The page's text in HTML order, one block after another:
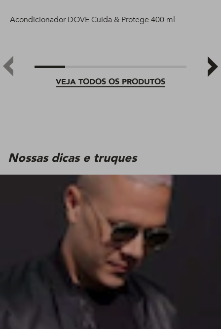
VEJA TODOS OS PRODUTOS
Acondicionador DOVE Cuida & Protege 400 ml
Nossas dicas e truques